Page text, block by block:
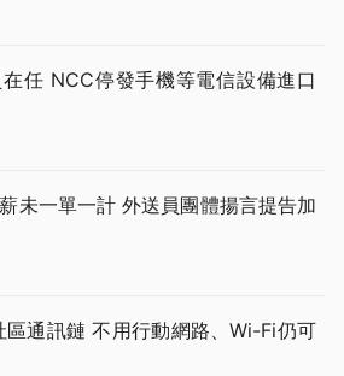
任 NCC停發手機等電信設備進口
未一單一計 外送員團體揚言提告加
區通訊鏈 不用行動網路、Wi-Fi仍可